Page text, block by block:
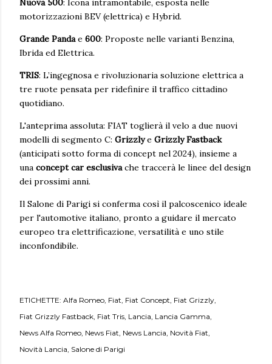
Nuova 500: Icona intramontabile, esposta nelle
motorizzazioni BEV (elettrica) e Hybrid.
Grande Pandae 600: Proposte nelle varianti Benzina,
Ibrida ed Elettrica.
TRIS: L’ingegnosa e rivoluzionaria soluzione elettrica a
tre ruote pensata per ridefinire il traffico cittadino
quotidiano.
L'anteprima assoluta: FIAT toglierà il velo a due nuovi
modelli di segmento C: Grizzlye Grizzly Fastback
(anticipati sotto forma di concept nel 2024), insieme a
una concept car esclusivache traccerà le linee del design
dei prossimi anni.
Il Salone di Parigi si conferma così il palcoscenico ideale
per l'automotive italiano, pronto a guidare il mercato
europeo tra elettrificazione, versatilità e uno stile
inconfondibile.
ETICHETTE: Alfa Romeo Fiat Fiat Concept Fiat Grizzly
Fiat Grizzly Fastback Fiat Tris Lancia Lancia Gamma
News Alfa Romeo News Fiat News Lancia Novità Fiat
Novità Lancia Salone di Parigi